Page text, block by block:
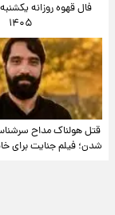
۱۴۰۵
قتل هولناک مداح
شدن؛ فیلم جنایت برای